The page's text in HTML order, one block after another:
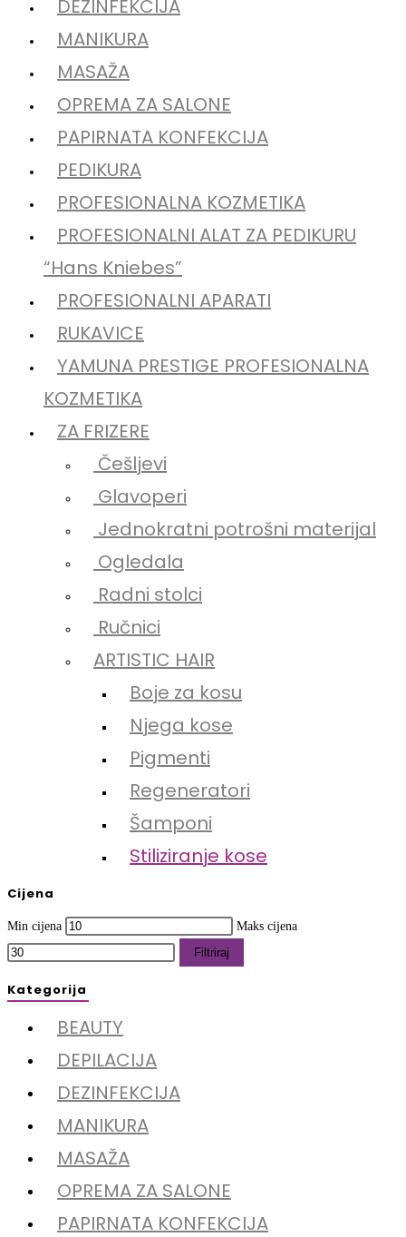
DEZINFEKCIJA
MANIKURA
MASAŽA
OPREMA ZA SALONE
PAPIRNATA KONFEKCIJA
PEDIKURA
PROFESIONALNA KOZMETIKA
PROFESIONALNI ALAT ZA PEDIKURU
“Hans Kniebes”
PROFESIONALNI APARATI
RUKAVICE
YAMUNA PRESTIGE PROFESIONALNA
KOZMETIKA
ZA FRIZERE
Češljevi
Glavoperi
Jednokratni potrošni materijal
Ogledala
Radni stolci
Ručnici
ARTISTIC HAIR
Boje za kosu
Njega kose
Pigmenti
Regeneratori
Šamponi
Stiliziranje kose
Cijena
Min cijena
Maks cijena
Filtriraj
Kategorija
BEAUTY
DEPILACIJA
DEZINFEKCIJA
MANIKURA
MASAŽA
OPREMA ZA SALONE
PAPIRNATA KONFEKCIJA